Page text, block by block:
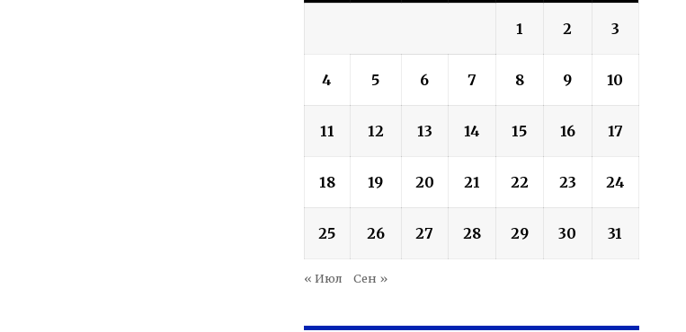
1 2 3
4 5 6 7 8 9 10
11 12 13 14 15 16 17
18 19 20 21 22 23 24
25 26 27 28 29 30 31
« Июл Сен »